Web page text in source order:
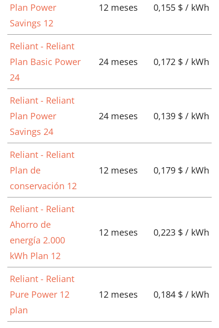
Plan Power
Savings 12
12 meses 0,155 $ / kWh
Reliant - Reliant
Plan Basic Power
24
24 meses 0,172 $ / kWh
Reliant - Reliant
Plan Power
Savings 24
24 meses 0,139 $ / kWh
Reliant - Reliant
Plan de
conservación 12
12 meses 0,179 $ / kWh
Reliant - Reliant
Ahorro de
energía 2.000
kWh Plan 12
12 meses 0,223 $ / kWh
Reliant - Reliant
Pure Power 12
plan
12 meses 0,184 $ / kWh